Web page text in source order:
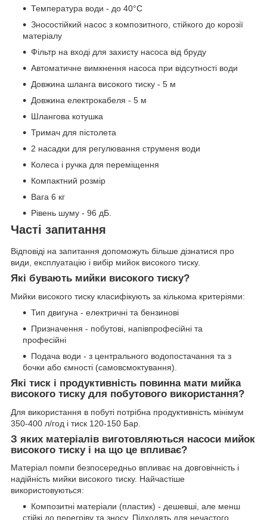
Температура води - до 40°C
Зносостійкий насос з композитного, стійкого до корозії
матеріалу
Фільтр на вході для захисту насоса від бруду
Автоматичне вимкнення насоса при відсутності води
Довжина шланга високого тиску - 5 м
Довжина електрокабеля - 5 м
Шлангова котушка
Тримач для пістолета
2 насадки для регулювання струменя води
Колеса і ручка для переміщення
Компактний розмір
Вага 6 кг
Рівень шуму - 96 дБ.
Часті запитання
Відповіді на запитання допоможуть більше дізнатися про
види, експлуатацію і вибір мийок високого тиску.
Які бувають мийки високого тиску?
Мийки високого тиску класифікують за кількома критеріями:
Тип двигуна - електричні та бензинові
Призначення - побутові, напівпрофесійні та
професійні
Подача води - з центрального водопостачання та з
бочки або ємності (самовсмоктування).
Які тиск і продуктивність повинна мати мийка
високого тиску для побутового використання?
Для використання в побуті потрібна продуктивність мінімум
350-400 л/год і тиск 120-150 Бар.
З яких матеріалів виготовляються насоси мийок
високого тиску і на що це впливає?
Матеріал помпи безпосередньо впливає на довговічність і
надійність мийки високого тиску. Найчастіше
використовуються:
Композитні матеріали (пластик) - дешевші, але менш
стійкі до перегріву та зносу. Підходять для нечастого,